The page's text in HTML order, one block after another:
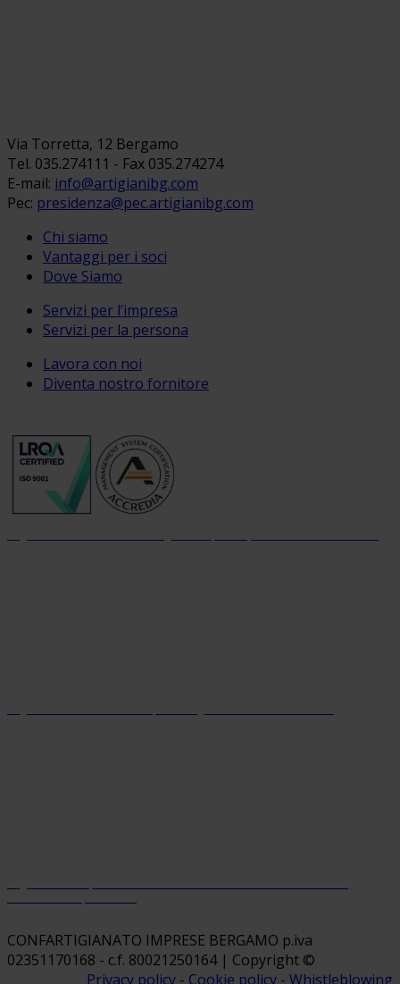
Via Torretta, 12 Bergamo
Tel. 035.274111 - Fax 035.274274
E-mail: info@artigianibg.com
Pec: presidenza@pec.artigianibg.com
Chi siamo
Vantaggi per i soci
Dove Siamo
Servizi per l’impresa
Servizi per la persona
Lavora con noi
Diventa nostro fornitore
CONFARTIGIANATO IMPRESE BERGAMO p.iva
02351170168 - c.f. 80021250164 | Copyright ©
Privacy policy - Cookie policy - Whistleblowing